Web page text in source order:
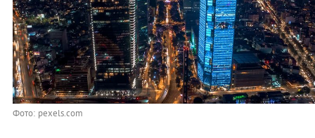
Фото: pexels.com